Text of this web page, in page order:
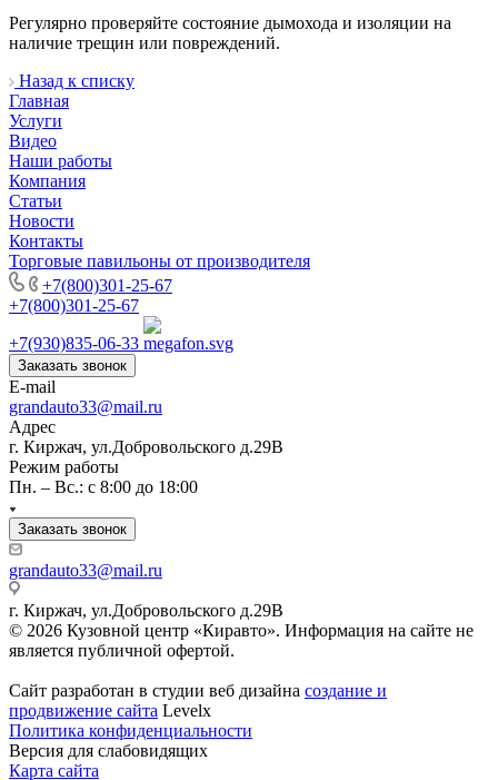
Регулярно проверяйте состояние дымохода и изоляции на
наличие трещин или повреждений.
Назад к списку
Главная
Услуги
Видео
Наши работы
Компания
Статьи
Новости
Контакты
Торговые павильоны от производителя
+7(800)301-25-67
+7(800)301-25-67
+7(930)835-06-33
Заказать звонок
E-mail
grandauto33@mail.ru
Адрес
г. Киржач, ул.Добровольского д.29В
Режим работы
Пн. – Вс.: с 8:00 до 18:00
Заказать звонок
grandauto33@mail.ru
г. Киржач, ул.Добровольского д.29В
© 2026 Кузовной центр «Киравто». Информация на сайте не
является публичной офертой.
Сайт разработан в студии веб дизайна создание и
продвижение сайта Levelx
Политика конфиденциальности
Версия для слабовидящих
Карта сайта